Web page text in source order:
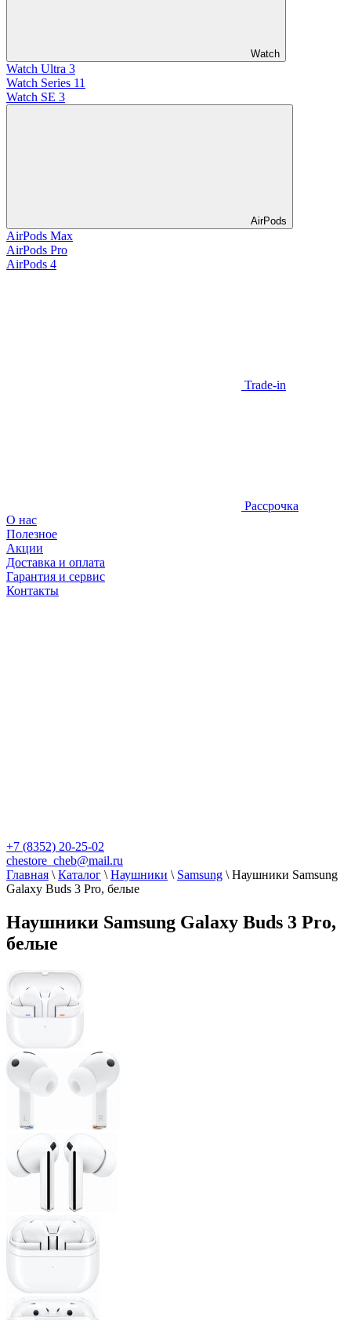
Watch
Watch Ultra 3
Watch Series 11
Watch SE 3
AirPods
AirPods Max
AirPods Pro
AirPods 4
Trade-in
Рассрочка
О нас
Полезное
Акции
Доставка и оплата
Гарантия и сервис
Контакты
+7 (8352) 20-25-02
chestore_cheb@mail.ru
Главная \ Каталог \ Наушники \ Samsung \ Наушники Samsung
Galaxy Buds 3 Pro, белые
Наушники Samsung Galaxy Buds 3 Pro,
белые